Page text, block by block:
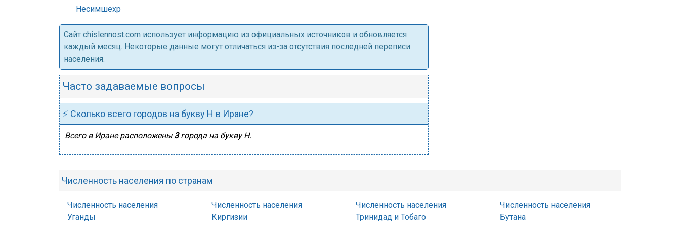
Несимшехр
Cайт chislennost.com использует информацию из официальных источников и обновляется
каждый месяц. Некоторые данные могут отличаться из-за отсутствия последней переписи
населения.
Часто задаваемые вопросы
⚡ Сколько всего городов на букву Н в Иране?
Всего в Иране расположены 3города на букву Н.
Численность населения по странам
Численность населения
Уганды
Численность населения
Киргизии
Численность населения
Тринидад и Тобаго
Численность населения
Бутана